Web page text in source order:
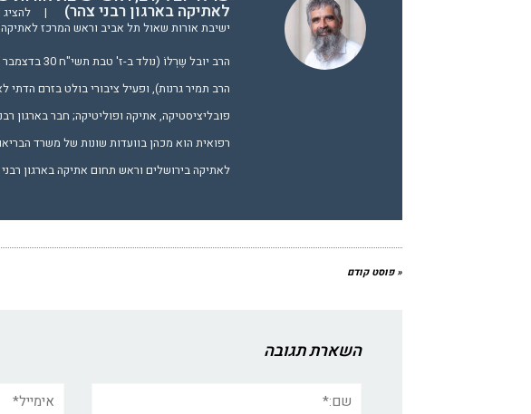
לאתיקה בארגון רבני צהר) |
ישיבת אורות שאול תל אביב וראש המרכז לאתיקה
הרב תמיר גרנות), ופעיל ציבורי בולט בזרם הדתי
פובליציסטיקה, אתיקה ופוליטיקה; חבר בארגון
רפואית הוא מכהן בוועדות שונות של משרד
לאתיקה בירושלים וראש תחום אתיקה בארגון
« פוסט קודם
השארת תגובה